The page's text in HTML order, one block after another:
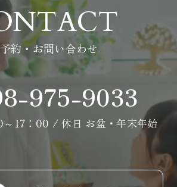
約・お問い合わせ
975-9033
～17：00 / 休日 お盆・年末年始